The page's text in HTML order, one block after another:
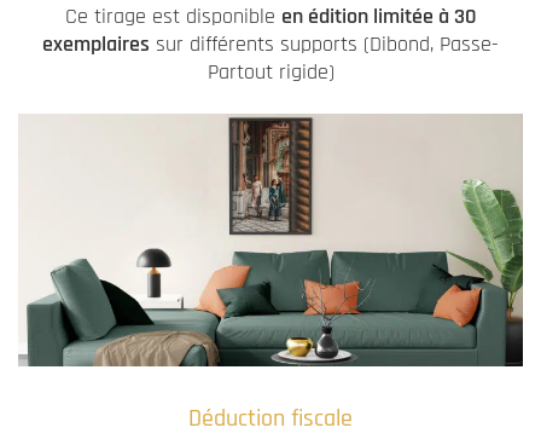
Ce tirage est disponible en édition limitée à 30
exemplaires sur différents supports (Dibond, Passe-
Partout rigide)
Déduction fiscale